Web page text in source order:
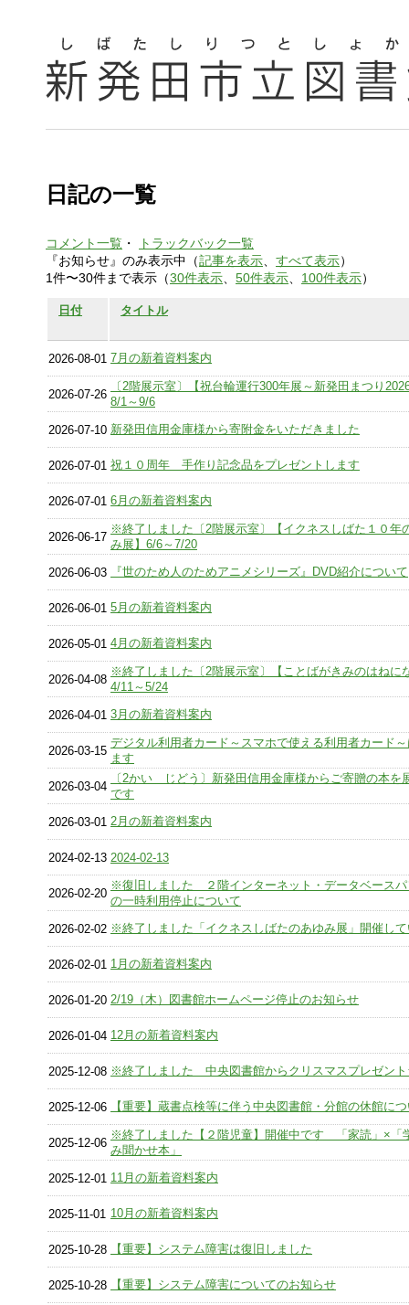
日記の一覧
コメント一覧 ・
トラックバック一覧
『お知らせ』のみ表示中（記事を表示 すべて表示）
1件〜30件まで表示（30件表示 50件表示 100件表示）
日付 タイトル
2026-08-01 7月の新着資料案内
2026-07-26
〔2階展示室〕【祝台輪運行300年展～新発田まつり
8/1～9/6
2026-07-10 新発田信用金庫様から寄附金をいただきました
2026-07-01 祝１０周年 手作り記念品をプレゼントします
2026-07-01 6月の新着資料案内
2026-06-17
※終了しました〔2階展示室〕【イクネスしばた１０年
み展】6/6～7/20
2026-06-03 『世のため人のためアニメシリーズ』DVD紹介について
2026-06-01 5月の新着資料案内
2026-05-01 4月の新着資料案内
2026-04-08
※終了しました〔2階展示室〕【ことばがきみのはねに
4/11～5/24
2026-04-01 3月の新着資料案内
2026-03-15
デジタル利用者カード～スマホで使える利用者カード
ます
2026-03-04
〔2かい じどう〕新発田信用金庫様からご寄贈の本を
です
2026-03-01 2月の新着資料案内
2024-02-13 2024-02-13
2026-02-20
※復旧しました ２階インターネット・データベースパ
の一時利用停止について
2026-02-02 ※終了しました「イクネスしばたのあゆみ展」開催し
2026-02-01 1月の新着資料案内
2026-01-20 2/19（木）図書館ホームページ停止のお知らせ
2026-01-04 12月の新着資料案内
2025-12-08 ※終了しました 中央図書館からクリスマスプレゼン
2025-12-06 【重要】蔵書点検等に伴う中央図書館・分館の休館に
2025-12-06
※終了しました【２階児童】開催中です 「家読」×「
み聞かせ本」
2025-12-01 11月の新着資料案内
2025-11-01 10月の新着資料案内
2025-10-28 【重要】システム障害は復旧しました
2025-10-28 【重要】システム障害についてのお知らせ